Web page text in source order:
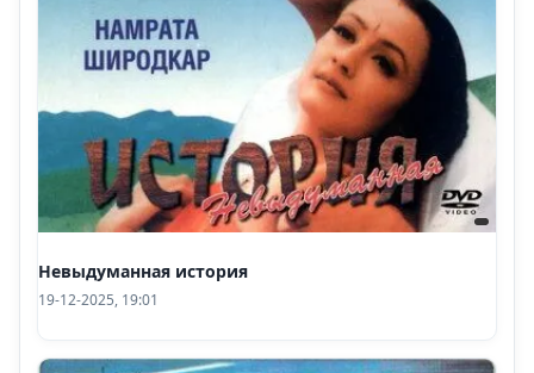
Невыдуманная история
19-12-2025, 19:01